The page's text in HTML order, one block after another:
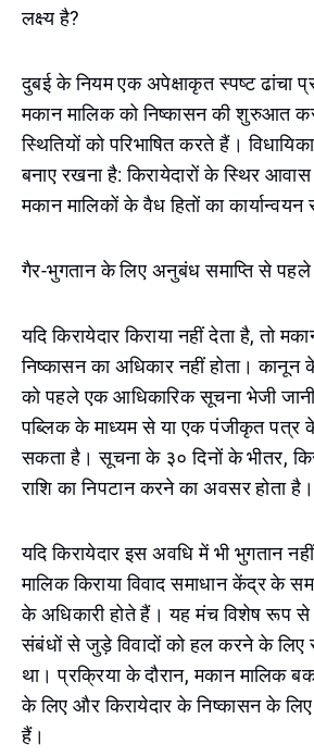
लक्ष्य है?
दुबई के नियम एक अपेक्षाकृत स्पष्ट ढांचा
मकान मालिक को निष्कासन की शुरुआत
स्थितियों को परिभाषित करते हैं।
बनाए रखना है: किरायेदारों के स्थिर आवास
मकान मालिकों के वैध हितों का कार्यान्वयन
गैर-भुगतान के लिए अनुबंध समाप्ति से पहले
यदि किरायेदार किराया नहीं देता है, तो
निष्कासन का अधिकार नहीं होता। कानून
को पहले एक आधिकारिक सूचना भेजी जानी
पब्लिक के माध्यम से या एक पंजीकृत पत्र
सकता है। सूचना के ३० दिनों के भीतर,
राशि का निपटान करने का अवसर होता है।
यदि किरायेदार इस अवधि में भी भुगतान
मालिक किराया विवाद समाधान केंद्र के
के अधिकारी होते हैं। यह मंच विशेष रूप से
संबंधों से जुड़े विवादों को हल करने के लिए
था। प्रक्रिया के दौरान, मकान मालिक
के लिए और किरायेदार के निष्कासन के
हैं।